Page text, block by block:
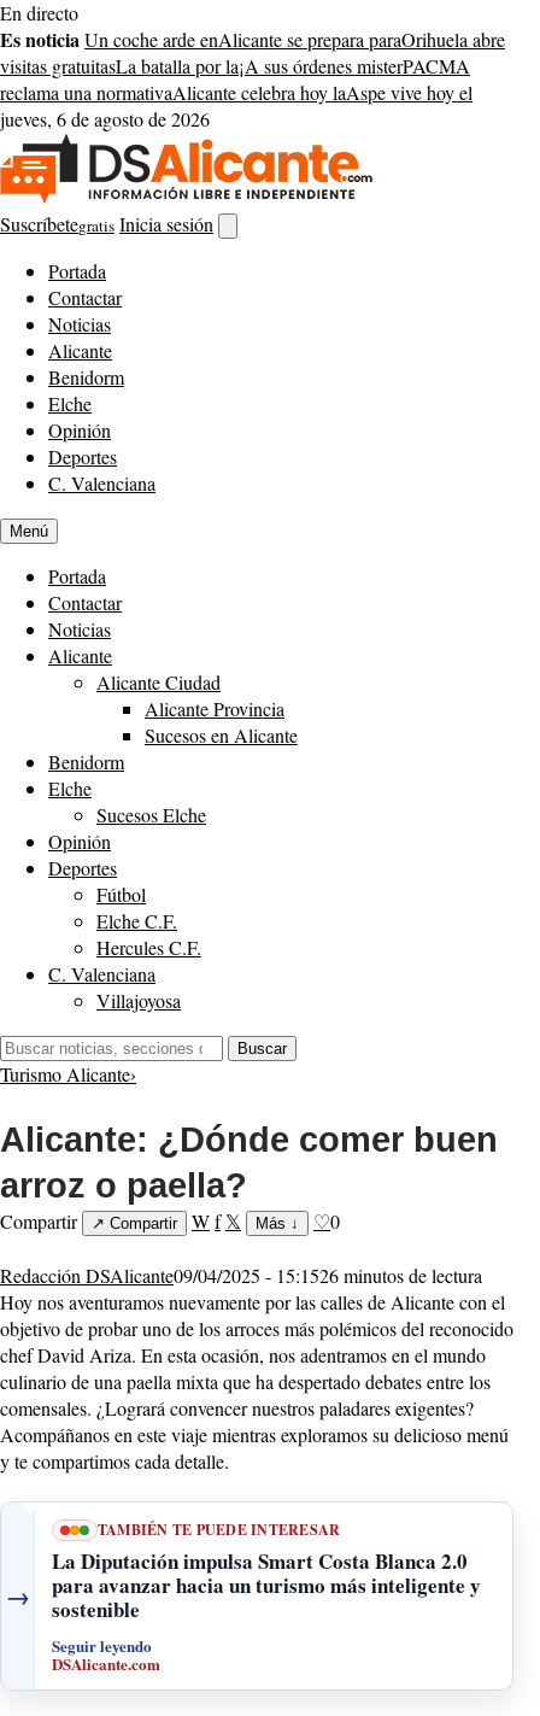
Saltar
al
contenido
En directo
Es noticiaUn coche arde enAlicante se prepara paraOrihuela abre
visitas gratuitasLa batalla por la¡A sus órdenes misterPACMA
reclama una normativaAlicante celebra hoy laAspe vive hoy el
jueves, 6 de agosto de 2026
Suscríbetegratis Inicia sesión
buscador
Portada
Contactar
Noticias
Alicante
Benidorm
Elche
Opinión
Deportes
C. Valenciana
Menú
Portada
Contactar
Noticias
Alicante
Alicante Ciudad
Alicante Provincia
Sucesos en Alicante
Benidorm
Elche
Sucesos Elche
Opinión
Deportes
Fútbol
Elche C.F.
Hercules C.F.
C. Valenciana
Villajoyosa
Buscar:
Buscar
Turismo Alicante›
Alicante: ¿Dónde comer buen
arroz o paella?
Compartir ↗ Compartir Wf 𝕏 Más ↓ ♡0
Redacción DSAlicante09/04/2025 - 15:1526 minutos de lectura
Hoy nos aventuramos nuevamente por las calles de Alicante con el
objetivo de probar uno de los arroces más polémicos del reconocido
chef David Ariza. En esta ocasión, nos adentramos en el mundo
culinario de una paella mixta que ha despertado debates entre los
comensales. ¿Logrará convencer nuestros paladares exigentes?
Acompáñanos en este viaje mientras exploramos su delicioso menú
y te compartimos cada detalle.
→
TAMBIÉN TE PUEDE INTERESAR
La Diputación impulsa Smart Costa Blanca 2.0
para avanzar hacia un turismo más inteligente y
sostenible
Seguir leyendo
DSAlicante.com